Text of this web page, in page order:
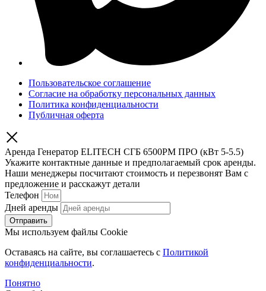
Пользовательское соглашение
Согласие на обработку персональных данных
Политика конфиденциальности
Публичная оферта
Аренда Генератор ELITECH СГБ 6500РМ ПРО (кВт 5-5.5)
Укажите контактные данные и предполагаемый срок аренды.
Наши менеджеры посчитают стоимость и перезвонят Вам с
предложение и расскажут детали
Телефон
Дней аренды
Отправить
Мы используем файлы Cookie
Оставаясь на сайте, вы соглашаетесь c Политикой
конфиденциальности.
Понятно